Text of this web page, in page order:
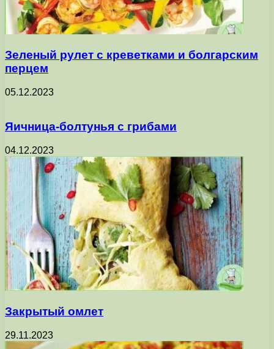
Зеленый рулет с креветками и болгарским
перцем
05.12.2023
Яичница-болтунья с грибами
04.12.2023
Закрытый омлет
29.11.2023